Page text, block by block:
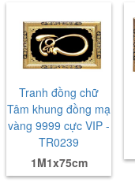
Tranh đồng chữ
Tâm khung đồng mạ
vàng 9999 cực VIP -
TR0239
1M1x75cm